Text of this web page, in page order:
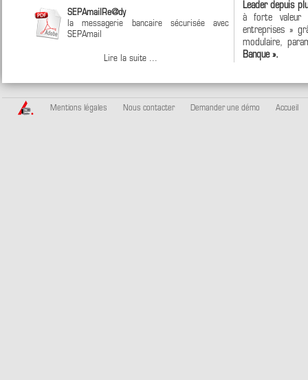
SEPAmailRe@dy
la messagerie bancaire sécurisée avec
SEPAmail
Lire la suite ...
Leader depuis
à forte valeur
entreprises »
modulaire,
Banque ».
Mentions légales Nous contacter Demander une démo Accueil